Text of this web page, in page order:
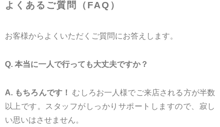
よくあるご質問（FAQ）
お客様からよくいただくご質問にお答えします。
Q. 本当に一人で行っても大丈夫ですか？
A. もちろんです！
むしろお一人様でご来店される方が半数
以上です。スタッフがしっかりサポートしますので、寂し
い思いはさせません。